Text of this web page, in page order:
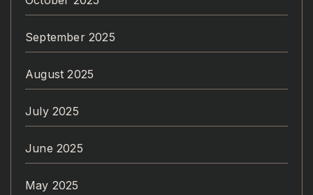
September 2025
August 2025
July 2025
June 2025
May 2025